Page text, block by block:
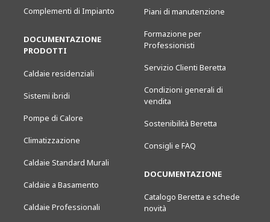
Complementi di Impianto
DOCUMENTAZIONE
PRODOTTI
Caldaie residenziali
Sistemi ibridi
Pompe di Calore
Climatizzazione
Caldaie Standard Murali
Caldaie a Basamento
Caldaie Professionali
Piani di manutenzione
Formazione per
Professionisti
Servizio Clienti Beretta
Condizioni generali di
vendita
Sostenibilità Beretta
Consigli e FAQ
DOCUMENTAZIONE
Catalogo Beretta e schede
novità